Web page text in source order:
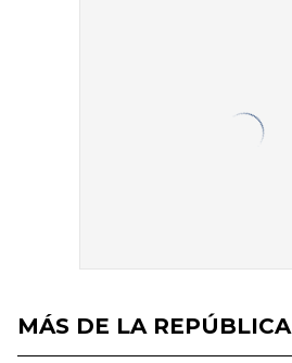
MÁS DE LA REPÚBLICA